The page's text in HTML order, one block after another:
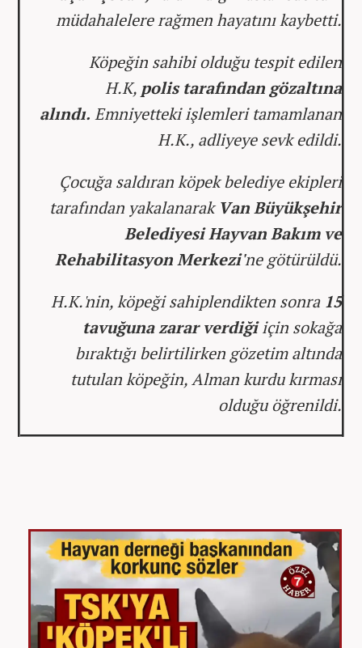
müdahalelere rağmen hayatını kaybetti.
Köpeğin sahibi olduğu tespit edilen
H.K, polis tarafından gözaltına
alındı. Emniyetteki işlemleri tamamlanan
H.K., adliyeye sevk edildi.
Çocuğa saldıran köpek belediye ekipleri
tarafından yakalanarakVan Büyükşehir
Belediyesi Hayvan Bakım ve
Rehabilitasyon Merkezi'ne götürüldü.
H.K.'nin, köpeği sahiplendikten sonra 15
tavuğuna zarar verdiğiiçin sokağa
bıraktığı belirtilirken gözetim altında
tutulan köpeğin, Alman kurdu kırması
olduğu öğrenildi.